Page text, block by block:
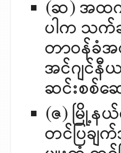
(ဆ) အထက်
ပါက သက်
တာဝန်ခံအ
အင်ဂျင်နီ
ဆင်းစစ်ဆ
(ဇ) မြို့န
တင်ပြချ